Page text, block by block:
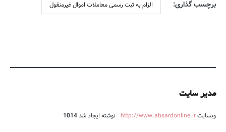
برچسب گذاری: الزام به ثبت رسمی معاملات اموال غیرمنقول
مدیر سایت
وبسایتhttp://www.absardonline.ir نوشته ایجاد شد1014